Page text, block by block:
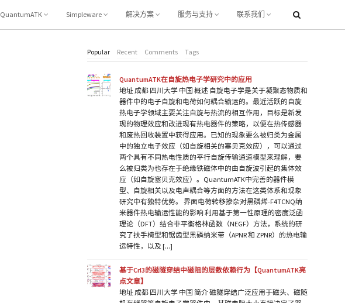
QuantumATK Simpleware 解决方案 服务与支持 联系我们
Popular Recent Comments Tags
QuantumATK在自旋热电子学研究中的应用
地址 成都 四川大学 中国 概述 自旋电子学是关于凝聚态物质和
器件中的电子自旋和电荷如何耦合输运的。最近活跃的自旋
热电子学领域主要关注自旋与热流的相互作用，目标是新发
现的物理效应和改进现有热电器件的策略，以便在热传感器
和废热回收装置中获得应用。已知的现象要么被归类为金属
中的独立电子效应（如自旋相关的塞贝克效应），可以通过
两个具有不同热电性质的平行自旋传输通道模型来理解，要
么被归类为也存在于绝缘铁磁体中的由自旋波引起的集体效
应（如自旋塞贝克效应）。QuantumATK中完善的器件模
型、自旋相关以及电声耦合等方面的方法在这类体系和现象
研究中有独特优势。 界面电荷转移掺杂对黑磷烯-F4TCNQ纳
米器件热电输运性能的影响 利用基于第一性原理的密度泛函
理论（DFT）结合非平衡格林函数（NEGF）方法，系统的研
究了扶手椅型和锯齿型黑磷纳米带（APNR 和 ZPNR）的热电输
运特性，以及 [...]
基于CrI3的磁隧穿结中磁阻的层数依赖行为【QuantumATK亮
点文章】
地址 成都 四川大学 中国 简介 磁隧穿结广泛应用于磁头、磁随